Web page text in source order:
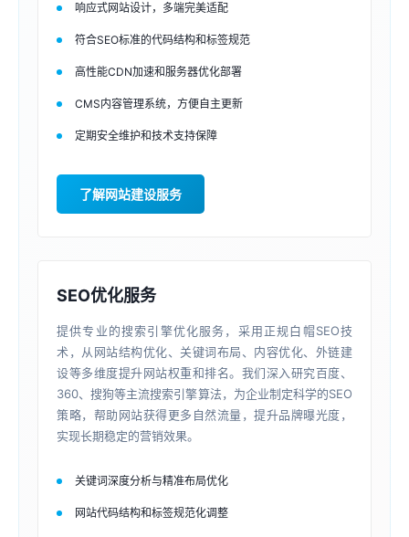
响应式网站设计，多端完美适配
符合SEO标准的代码结构和标签规范
高性能CDN加速和服务器优化部署
CMS内容管理系统，方便自主更新
定期安全维护和技术支持保障
了解网站建设服务
SEO优化服务
提供专业的搜索引擎优化服务，采用正规白帽SEO技
术，从网站结构优化、关键词布局、内容优化、外链建
设等多维度提升网站权重和排名。我们深入研究百度、
360、搜狗等主流搜索引擎算法，为企业制定科学的SEO
策略，帮助网站获得更多自然流量，提升品牌曝光度，
实现长期稳定的营销效果。
关键词深度分析与精准布局优化
网站代码结构和标签规范化调整